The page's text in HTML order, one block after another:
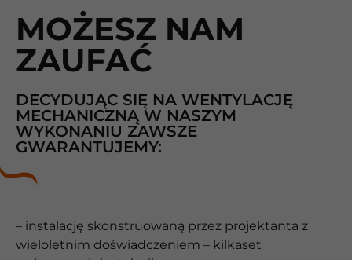
MOŻESZ NAM
ZAUFAĆ
DECYDUJĄC SIĘ NA WENTYLACJĘ
MECHANICZNĄ W NASZYM
WYKONANIU ZAWSZE
GWARANTUJEMY:
– instalację skonstruowaną przez projektanta z
wieloletnim doświadczeniem – kilkaset